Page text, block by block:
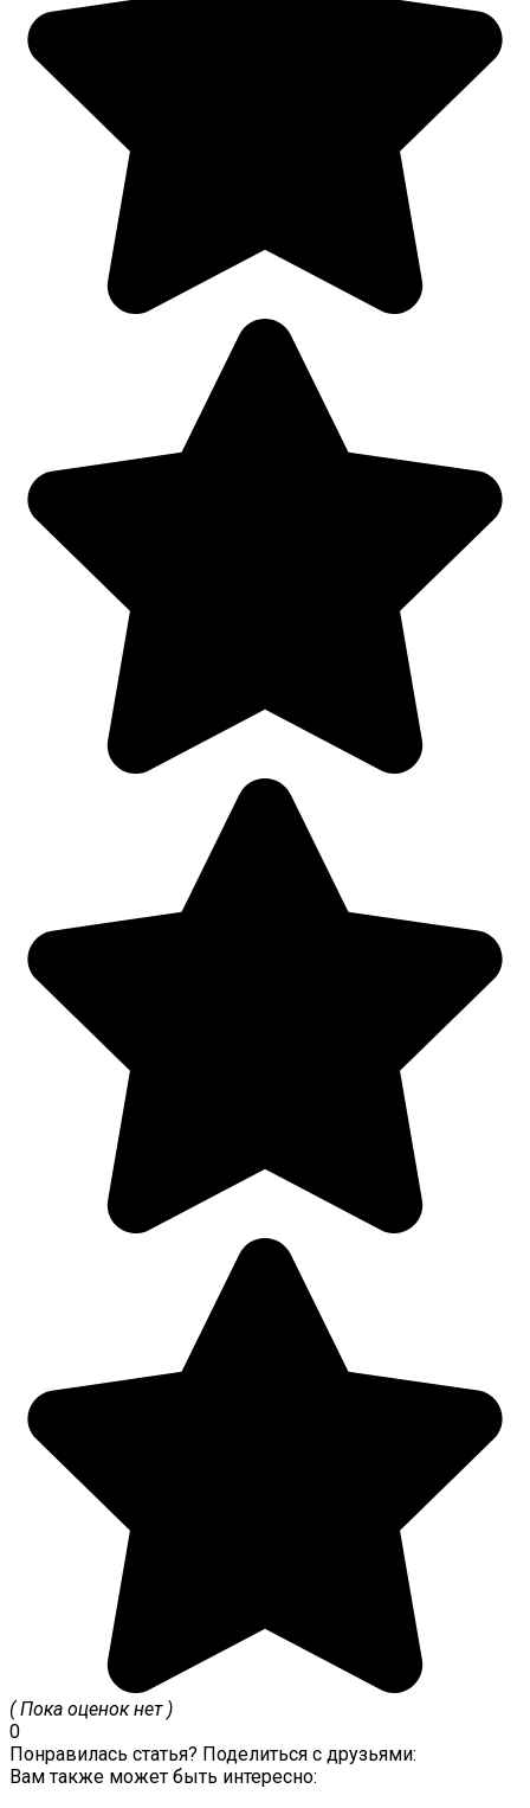
( Пока оценок нет )
0
Понравилась статья? Поделиться с друзьями:
Вам также может быть интересно: